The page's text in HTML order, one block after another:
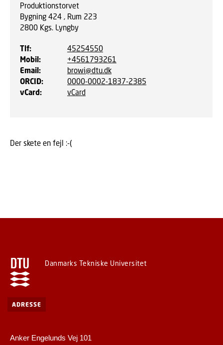
Produktionstorvet
Bygning 424 , Rum 223
2800 Kgs. Lyngby
Tlf:
45254550
Mobil:
+4561793261
Email:
browi@dtu.dk
ORCID:
0000-0002-1837-2385
vCard: vCard
Der skete en fejl :-(
Danmarks Tekniske Universitet
ADRESSE
Anker Engelunds Vej 101